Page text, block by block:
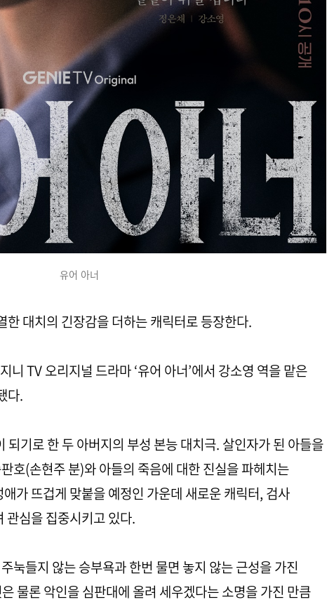
유어 아너
한 대치의 긴장감을 더하는 캐릭터로 등장한다.
니 TV 오리지널 드라마 ‘유어 아너’에서 강소영 역을 맡은
다.
되기로 한 두 아버지의 부성 본능 대치극. 살인자가 된 아들을
호(손현주 분)와 아들의 죽음에 대한 진실을 파헤치는
가 뜨겁게 맞붙을 예정인 가운데 새로운 캐릭터, 검사
관심을 집중시키고 있다.
눅들지 않는 승부욕과 한번 물면 놓지 않는 근성을 가진
물론 악인을 심판대에 올려 세우겠다는 소명을 가진 만큼